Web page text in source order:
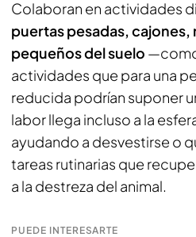
Colaboran en actividades
puertas pesadas,
pequeños del suelo
actividades que para una
reducida podrían suponer
labor llega incluso a la
ayudando a desvestirse o
tareas rutinarias que
a la destreza del animal.
PUEDE INTERESARTE